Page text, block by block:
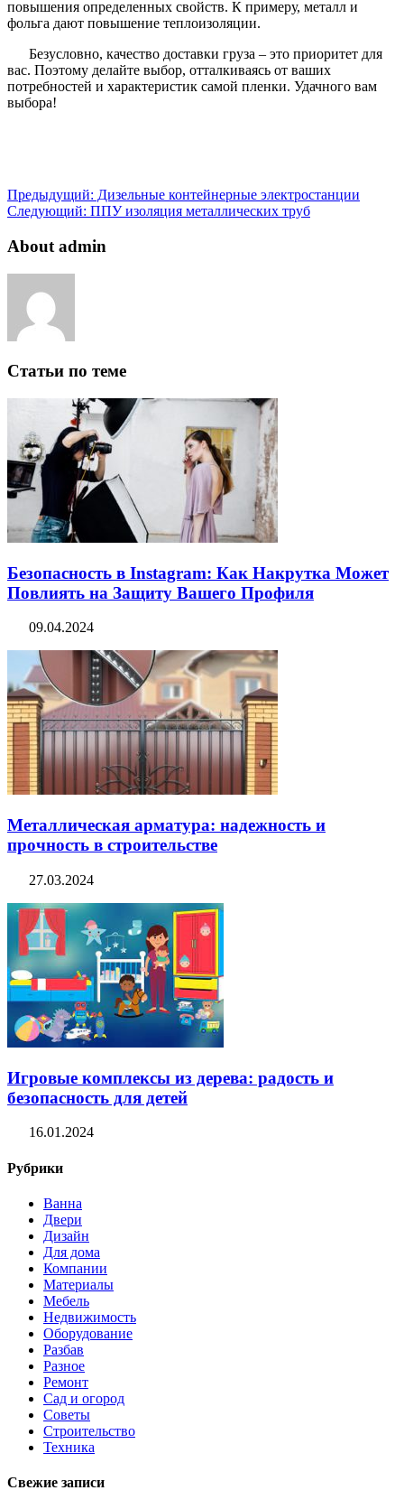
повышения определенных свойств. К примеру, металл и
фольга дают повышение теплоизоляции.
Безусловно, качество доставки груза – это приоритет для
вас. Поэтому делайте выбор, отталкиваясь от ваших
потребностей и характеристик самой пленки. Удачного вам
выбора!
Предыдущий: Дизельные контейнерные электростанции
Следующий: ППУ изоляция металлических труб
About admin
Статьи по теме
Безопасность в Instagram: Как Накрутка Может
Повлиять на Защиту Вашего Профиля
09.04.2024
Металлическая арматура: надежность и
прочность в строительстве
27.03.2024
Игровые комплексы из дерева: радость и
безопасность для детей
16.01.2024
Рубрики
Ванна
Двери
Дизайн
Для дома
Компании
Материалы
Мебель
Недвижимость
Оборудование
Разбав
Разное
Ремонт
Сад и огород
Советы
Строительство
Техника
Свежие записи